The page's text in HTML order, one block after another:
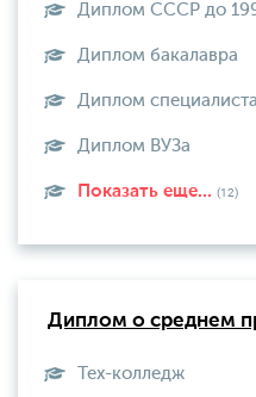
Диплом СССР до
Диплом бакалавра
Диплом специалиста
Диплом ВУЗа
Показать еще... (12)
Диплом о среднем
Тех-колледж